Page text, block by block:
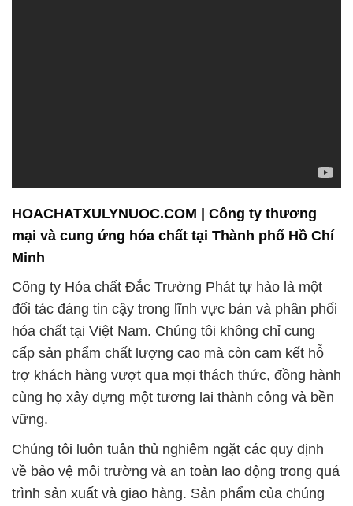
HOACHATXULYNUOC.COM | Công ty thương
mại và cung ứng hóa chất tại Thành phố Hồ Chí
Minh
Công ty Hóa chất Đắc Trường Phát tự hào là một
đối tác đáng tin cậy trong lĩnh vực bán và phân phối
hóa chất tại Việt Nam. Chúng tôi không chỉ cung
cấp sản phẩm chất lượng cao mà còn cam kết hỗ
trợ khách hàng vượt qua mọi thách thức, đồng hành
cùng họ xây dựng một tương lai thành công và bền
vững.
Chúng tôi luôn tuân thủ nghiêm ngặt các quy định
về bảo vệ môi trường và an toàn lao động trong quá
trình sản xuất và giao hàng. Sản phẩm của chúng